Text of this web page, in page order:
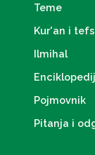
Teme
Kur'an i
Ilmihal
Pojmovnik
Pitanja i